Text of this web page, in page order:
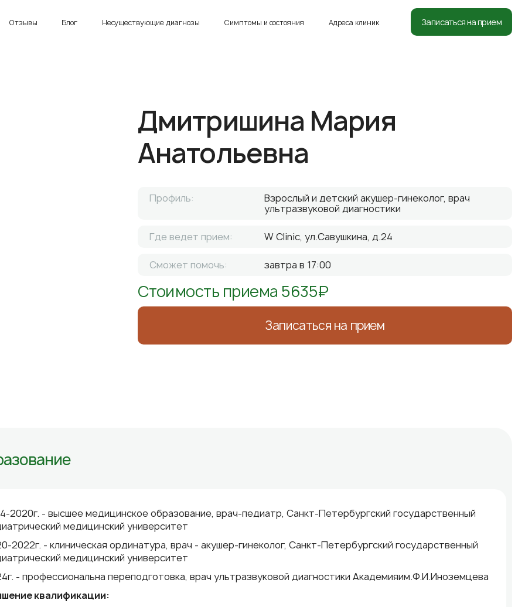
8 (812) 332-54-05
Отзывы Блог Несуществующие диагнозы Симптомы и состояния Адреса клиник Записаться на прием
Дмитришина Мария
Анатольевна
Профиль:
Взрослый и детский акушер-гинеколог, врач
ультразвуковой диагностики
Где ведет прием: W Clinic, ул.Савушкина, д.24
Сможет помочь: завтра в 17:00
Стоимость приема 5635₽
Записаться на прием
2020г. - высшее медицинское образование, врач-педиатр, Санкт-Петербургский государственный
медицинский университет
2022г. - клиническая ординатура, врач - акушер-гинеколог, Санкт-Петербургский государственный
медицинский университет
- профессиональна переподготовка, врач ультразвуковой диагностики Академияим.Ф.И.Иноземцева
квалификации: